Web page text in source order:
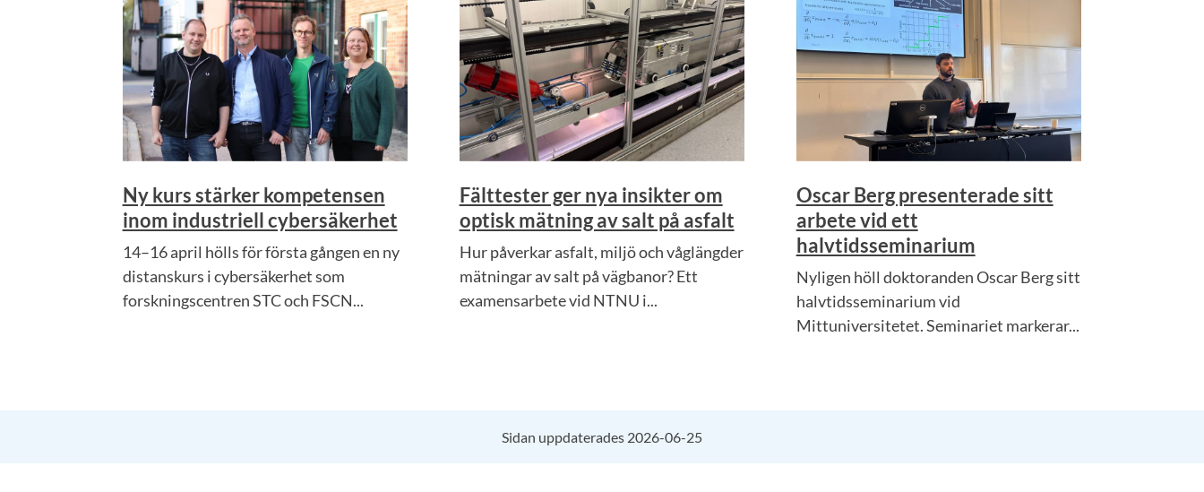
Ny kurs stärker kompetensen
inom industriell cybersäkerhet
14–16 april hölls för första gången en ny
distanskurs i cybersäkerhet som
forskningscentren STC och FSCN...
Fälttester ger nya insikter om
optisk mätning av salt på asfalt
Hur påverkar asfalt, miljö och våglängder
mätningar av salt på vägbanor? Ett
examensarbete vid NTNU i...
Oscar Berg presenterade sitt
arbete vid ett
halvtidsseminarium
Nyligen höll doktoranden Oscar Berg sitt
halvtidsseminarium vid
Mittuniversitetet. Seminariet markerar...
Sidan uppdaterades 2026-06-25